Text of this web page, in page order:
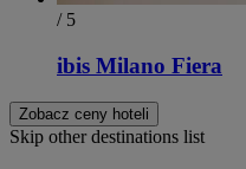
/ 5
ibis Milano Fiera
Zobacz ceny hoteli
Skip other destinations list